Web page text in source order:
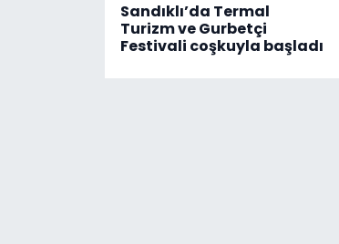
Sandıklı’da Termal
Turizm ve Gurbetçi
Festivali coşkuyla başladı